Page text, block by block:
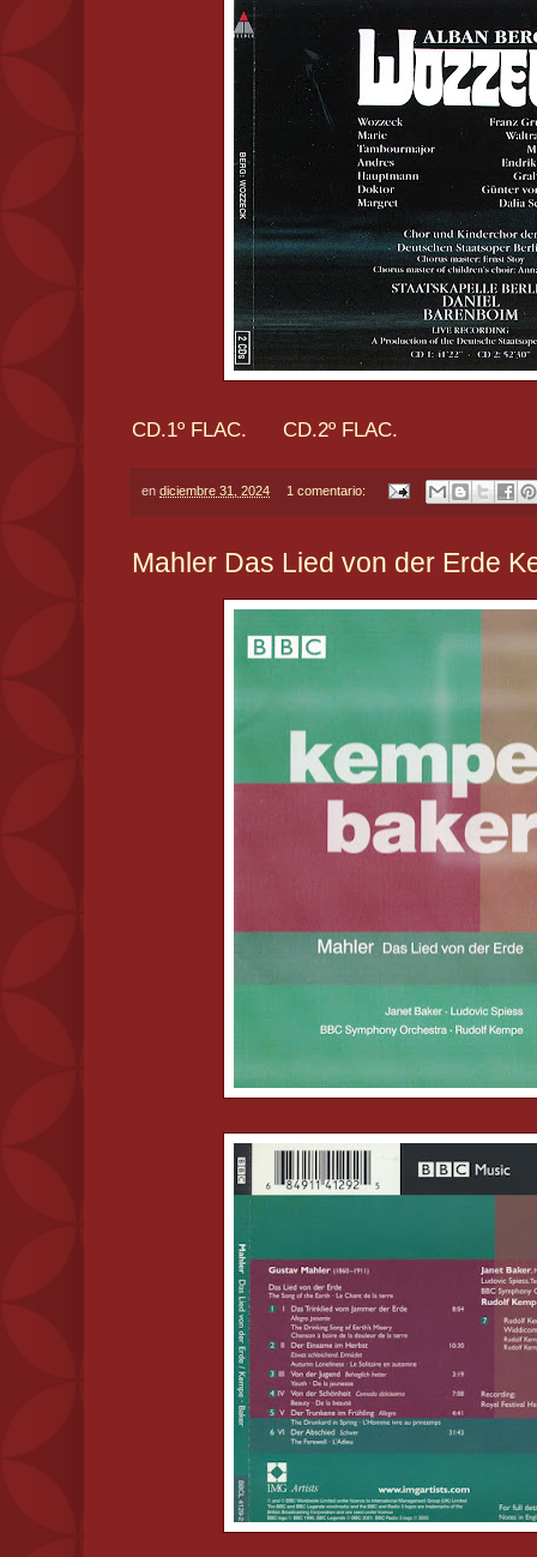
CD.1º FLAC. CD.2º FLAC.
en diciembre 31, 2024 1 comentario:
Mahler Das Lied von der Erde